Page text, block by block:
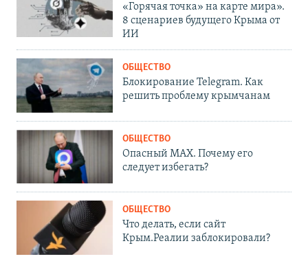
«Горячая точка» на карте мира».
8 сценариев будущего Крыма от
ИИ
ОБЩЕСТВО
Блокирование Telegram. Как
решить проблему крымчанам
ОБЩЕСТВО
Опасный MAX. Почему его
следует избегать?
ОБЩЕСТВО
Что делать, если сайт
Крым.Реалии заблокировали?